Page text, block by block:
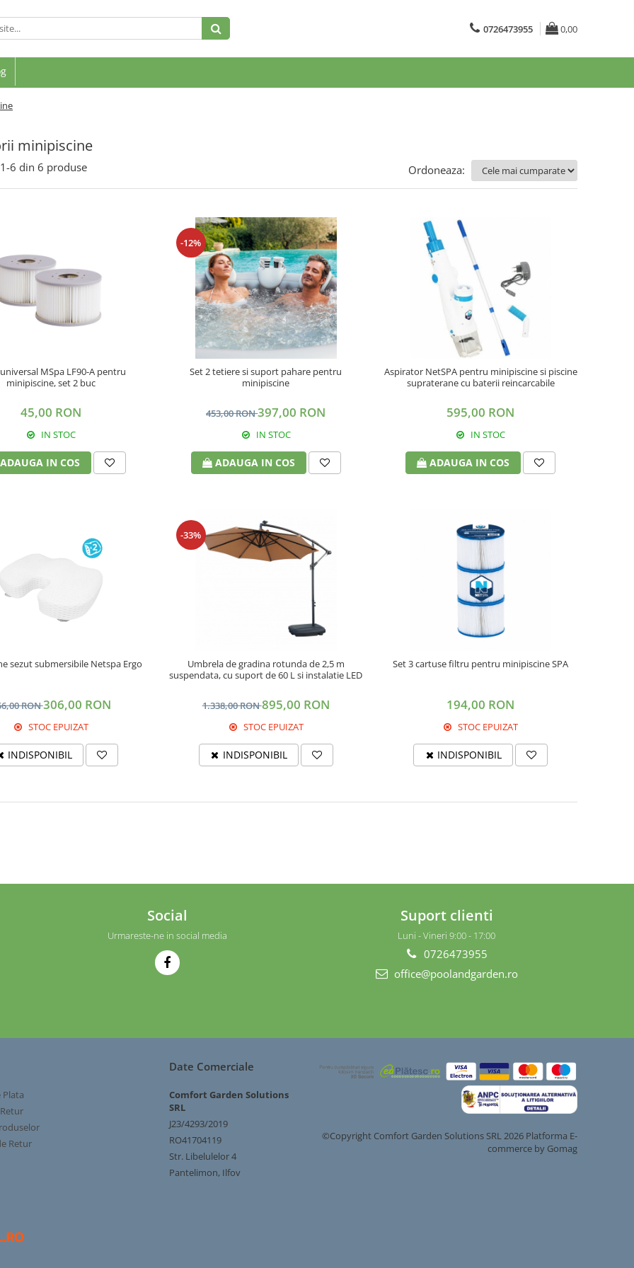
0726473955 0,00
minipiscine
1-6 din 6 produse Ordoneaza:
MSpa LF90-A pentru
minipiscine, set 2 buc
45,00 RON
IN STOC
ADAUGA IN COS
-12%
Set 2 tetiere si suport pahare pentru
minipiscine
453,00 RON397,00 RON
IN STOC
ADAUGA IN COS
Aspirator NetSPA pentru minipiscine si piscine
supraterane cu baterii reincarcabile
595,00 RON
IN STOC
ADAUGA IN COS
sezut submersibile Netspa Ergo
RON306,00 RON
STOC EPUIZAT
INDISPONIBIL
-33%
Umbrela de gradina rotunda de 2,5 m
suspendata, cu suport de 60 L si instalatie LED
1.338,00 RON895,00 RON
STOC EPUIZAT
INDISPONIBIL
Set 3 cartuse filtru pentru minipiscine SPA
194,00 RON
STOC EPUIZAT
INDISPONIBIL
Social
Urmareste-ne in social media
Suport clienti
Luni - Vineri 9:00 - 17:00
0726473955
office@poolandgarden.ro
Retur
Date Comerciale
Comfort Garden Solutions
SRL
J23/4293/2019
RO41704119
Str. Libelulelor 4
Pantelimon, Ilfov
©Copyright Comfort Garden Solutions SRL 2026 Platforma E-
commerce by Gomag